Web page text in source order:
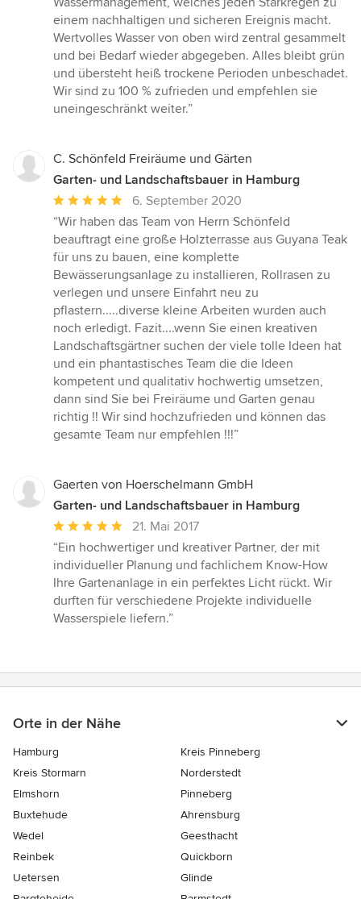
einem nachhaltigen und sicheren Ereignis macht.
Wertvolles Wasser von oben wird zentral gesammelt
und bei Bedarf wieder abgegeben. Alles bleibt grün
und übersteht heiß trockene Perioden unbeschadet.
Wir sind zu 100 % zufrieden und empfehlen sie
uneingeschränkt weiter.”
C. Schönfeld Freiräume und Gärten
Garten- und Landschaftsbauer in Hamburg
Durchschnittliche
Bewertung:
5
von
5
Sternen
6. September 2020
“Wir haben das Team von Herrn Schönfeld
beauftragt eine große Holzterrasse aus Guyana Teak
für uns zu bauen, eine komplette
Bewässerungsanlage zu installieren, Rollrasen zu
verlegen und unsere Einfahrt neu zu
pflastern.....diverse kleine Arbeiten wurden auch
noch erledigt. Fazit....wenn Sie einen kreativen
Landschaftsgärtner suchen der viele tolle Ideen hat
und ein phantastisches Team die die Ideen
kompetent und qualitativ hochwertig umsetzen,
dann sind Sie bei Freiräume und Garten genau
richtig !! Wir sind hochzufrieden und können das
gesamte Team nur empfehlen !!!”
Gaerten von Hoerschelmann GmbH
Garten- und Landschaftsbauer in Hamburg
Durchschnittliche
Bewertung:
5
von
5
Sternen
21. Mai 2017
“Ein hochwertiger und kreativer Partner, der mit
individueller Planung und fachlichem Know-How
Ihre Gartenanlage in ein perfektes Licht rückt. Wir
durften für verschiedene Projekte individuelle
Wasserspiele liefern.”
Orte in der Nähe
Hamburg
Kreis Pinneberg
Kreis Stormarn
Norderstedt
Elmshorn
Pinneberg
Buxtehude
Ahrensburg
Wedel
Geesthacht
Reinbek
Quickborn
Uetersen
Glinde